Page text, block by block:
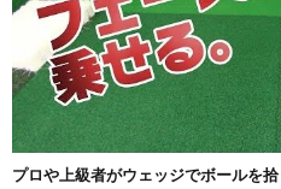
プロや上級者がウェッジでボールを